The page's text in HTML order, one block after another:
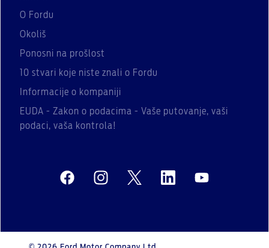
O Fordu
Okoliš
Ponosni na prošlost
10 stvari koje niste znali o Fordu
Informacije o kompaniji
EUDA - Zakon o podacima - Vaše putovanje, vaši
podaci, vaša kontrola!